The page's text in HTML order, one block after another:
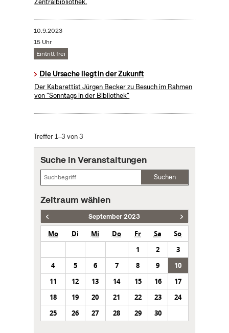
10.9.2023
15 Uhr
Eintritt frei
Die Ursache liegt in der Zukunft
Der Kabarettist Jürgen Becker zu Besuch im Rahmen
von "Sonntags in der Bibliothek"
Treffer 1–3 von 3
Suche in Veranstaltungen
Suchen
Zeitraum wählen
September 2023
Mo Di Mi Do Fr Sa
So
1
2
3
4
5 6 7 8 9
10
11
12 13 14 15 16
17
18
19 20 21 22 23
24
25
26 27 28 29 30